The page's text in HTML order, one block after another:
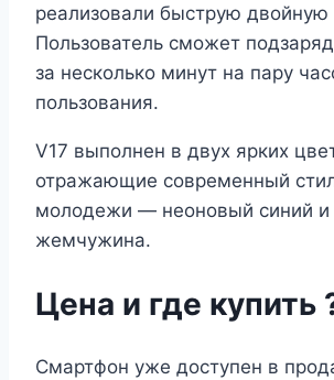
реализовали быструю двойную
Пользователь сможет
за несколько минут на пару
пользования.
V17 выполнен в двух ярких
отражающие современный
молодежи — неоновый синий и
жемчужина.
Цена и где купить
Смартфон уже доступен в